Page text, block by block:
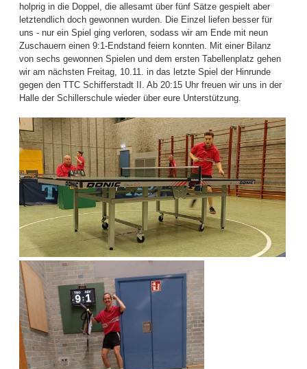
holprig in die Doppel, die allesamt über fünf Sätze gespielt aber
letztendlich doch gewonnen wurden. Die Einzel liefen besser für
uns - nur ein Spiel ging verloren, sodass wir am Ende mit neun
Zuschauern einen 9:1-Endstand feiern konnten. Mit einer Bilanz
von sechs gewonnen Spielen und dem ersten Tabellenplatz gehen
wir am nächsten Freitag, 10.11. in das letzte Spiel der Hinrunde
gegen den TTC Schifferstadt II. Ab 20:15 Uhr freuen wir uns in der
Halle der Schillerschule wieder über eure Unterstützung.